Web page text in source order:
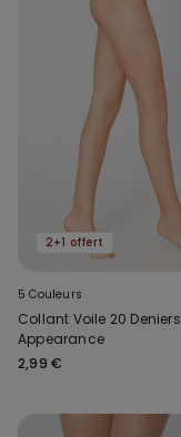
2+1 offert
5 Couleurs
Collant Voile 20 Deniers
Appearance
2,99 €